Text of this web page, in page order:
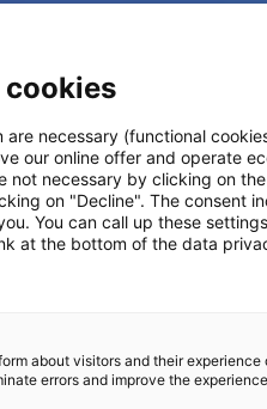
necessary (functional
our online offer and operate
not necessary by clicking on
on "Decline". The consent
You can call up these
at the bottom of the data
about visitors and their experience
errors and improve the